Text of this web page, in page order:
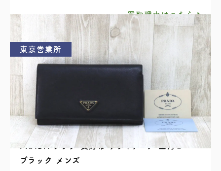
買取理由はこちら
東京営業所
PRADA プラダ 長財布 サフィアーノ 三角ロゴ
ブラック メンズ